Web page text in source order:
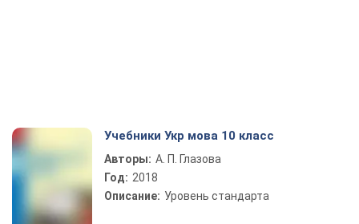
Учебники Укр мова 10 класс
Авторы: А. П. Глазова
Год: 2018
Описание: Уровень стандарта